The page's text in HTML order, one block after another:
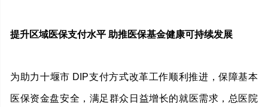
提升区域医保支付水平 助推医保基金健康可持续发展
为助力十堰市 DIP支付方式改革工作顺利推进，保障基本
医保资金盘安全，满足群众日益增长的就医需求，总医院